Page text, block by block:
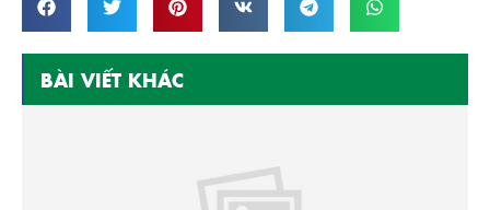
BÀI VIẾT KHÁC